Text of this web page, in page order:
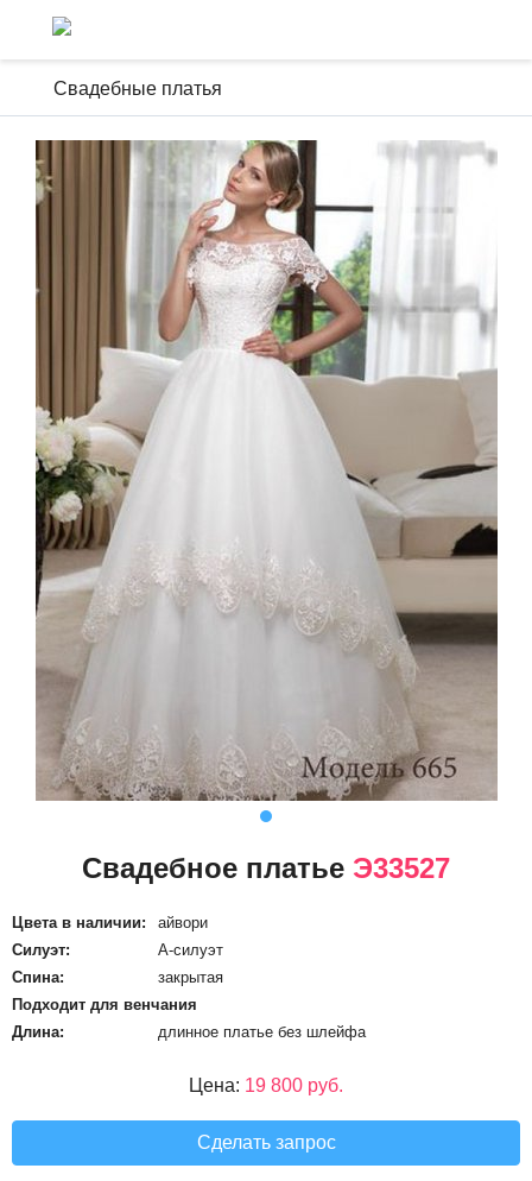
Свадебные платья
Свадебное платье Э33527
Цвета в наличии:
айвори
Силуэт:
А-силуэт
Спина:
закрытая
Подходит для венчания
Длина:
длинное платье без шлейфа
Цена: 19 800 руб.
Сделать запрос